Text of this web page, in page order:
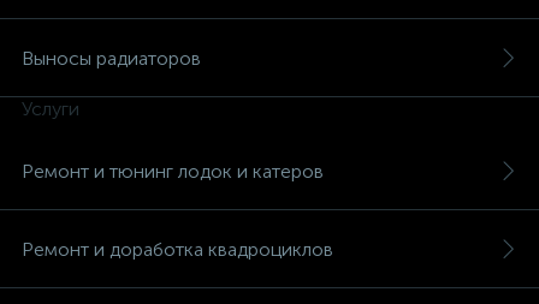
Выносы радиаторов
Услуги
Ремонт и тюнинг лодок и катеров
Ремонт и доработка квадроциклов